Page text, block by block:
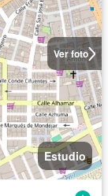
Ver foto
Estudio